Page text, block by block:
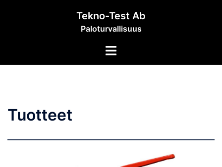
Tekno-Test Ab
Paloturvallisuus
Toggle
Tuotteet